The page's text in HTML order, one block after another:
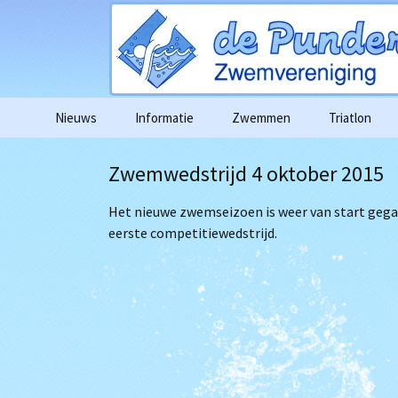
Nieuws Informatie
Contributie
Gedragscode
Vertrouwenscontactpersoon
Algemene verordening
gegevensbescherming
Zwemmen Triatlon
Foto’s in
1km
Alle berichten
Zwemwedstrijd 4 oktober 2015
Het nieuwe zwemseizoen is weer van start
eerste competitiewedstrijd.